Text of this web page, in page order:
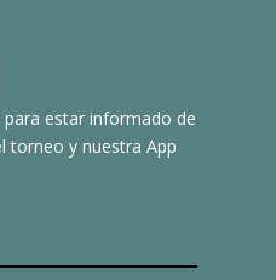
estar informado de
torneo y nuestra App